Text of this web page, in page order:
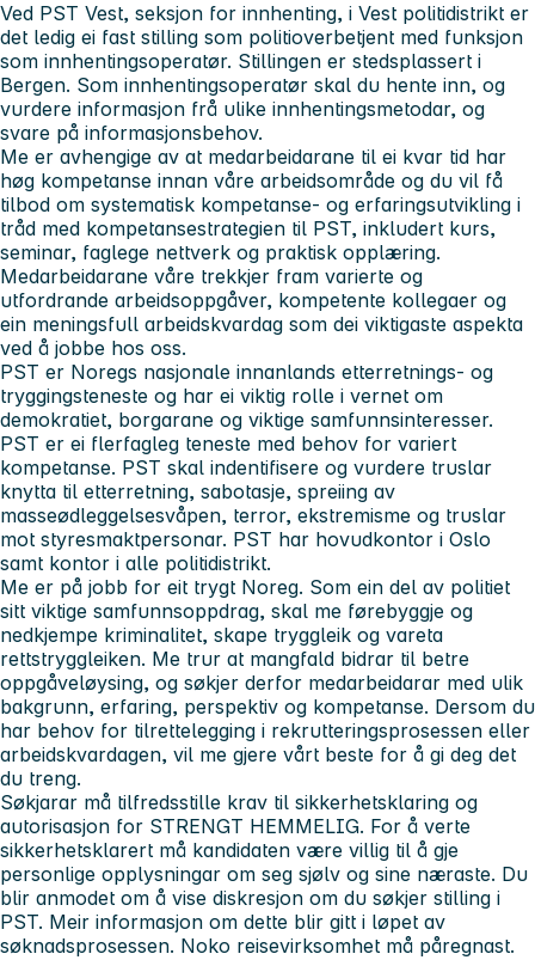
Ved PST Vest, seksjon for innhenting, i Vest politidistrikt er
det ledig ei fast stilling som politioverbetjent med funksjon
som innhentingsoperatør. Stillingen er stedsplassert i
Bergen. Som innhentingsoperatør skal du hente inn, og
vurdere informasjon frå ulike innhentingsmetodar, og
svare på informasjonsbehov.
Me er avhengige av at medarbeidarane til ei kvar tid har
høg kompetanse innan våre arbeidsområde og du vil få
tilbod om systematisk kompetanse- og erfaringsutvikling i
tråd med kompetansestrategien til PST, inkludert kurs,
seminar, faglege nettverk og praktisk opplæring.
Medarbeidarane våre trekkjer fram varierte og
utfordrande arbeidsoppgåver, kompetente kollegaer og
ein meningsfull arbeidskvardag som dei viktigaste aspekta
ved å jobbe hos oss.
PST er Noregs nasjonale innanlands etterretnings- og
tryggingsteneste og har ei viktig rolle i vernet om
demokratiet, borgarane og viktige samfunnsinteresser.
PST er ei flerfagleg teneste med behov for variert
kompetanse. PST skal indentifisere og vurdere truslar
knytta til etterretning, sabotasje, spreiing av
masseødleggelsesvåpen, terror, ekstremisme og truslar
mot styresmaktpersonar. PST har hovudkontor i Oslo
samt kontor i alle politidistrikt.
Me er på jobb for eit trygt Noreg. Som ein del av politiet
sitt viktige samfunnsoppdrag, skal me førebyggje og
nedkjempe kriminalitet, skape tryggleik og vareta
rettstryggleiken. Me trur at mangfald bidrar til betre
oppgåveløysing, og søkjer derfor medarbeidarar med ulik
bakgrunn, erfaring, perspektiv og kompetanse. Dersom du
har behov for tilrettelegging i rekrutteringsprosessen eller
arbeidskvardagen, vil me gjere vårt beste for å gi deg det
du treng.
Søkjarar må tilfredsstille krav til sikkerhetsklaring og
autorisasjon for STRENGT HEMMELIG. For å verte
sikkerhetsklarert må kandidaten være villig til å gje
personlige opplysningar om seg sjølv og sine næraste. Du
blir anmodet om å vise diskresjon om du søkjer stilling i
PST. Meir informasjon om dette blir gitt i løpet av
søknadsprosessen. Noko reisevirksomhet må påregnast.